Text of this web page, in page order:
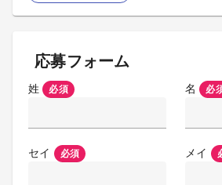
応募フォーム
姓 必須 名 必
セイ 必須 メイ